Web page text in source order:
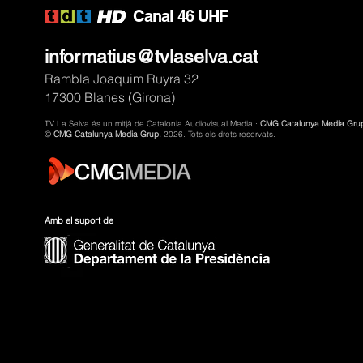
Canal 46 UHF
informatius@tvlaselva.cat
Rambla Joaquim Ruyra 32
17300 Blanes (Girona)
TV La Selva és un mitjà de Catalonia Audiovisual Media · CMG Catalunya Media
© CMG Catalunya Media Grup. 2026. Tots els drets reservats.
Amb el suport de